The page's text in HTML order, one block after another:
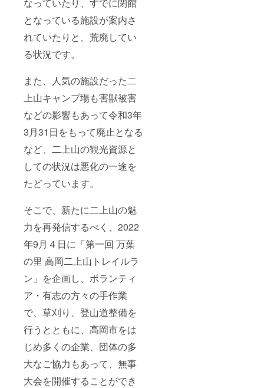
となっている施設が案内さ
れていたりと、荒廃してい
る状況です。
また、人気の施設だった二
上山キャンプ場も害獣被害
などの影響もあって令和3年
3月31日をもって廃止となる
など、二上山の観光資源と
しての状況は悪化の一途を
たどっています。
そこで、新たに二上山の魅
力を再発信するべく、2022
年9月４日に「第一回 万葉
の里 高岡二上山トレイルラ
ン」を企画し、ボランティ
ア・有志の方々の手作業
で、草刈り、登山道整備を
行うとともに、高岡市をは
じめ多くの企業、団体の多
大なご協力もあって、無事
大会を開催することができ